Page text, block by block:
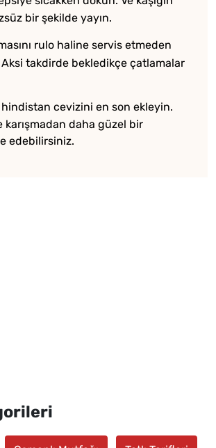
bir şekilde yayın.
rulo haline servis etmeden
takdirde bekledikçe çatlamalar
hindistan cevizini en son ekleyin.
karışmadan daha güzel bir
edebilirsiniz.